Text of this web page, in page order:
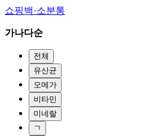
쇼핑백·소분통
가나다순
전체
유산균
오메가
비타민
미네랄
ㄱ